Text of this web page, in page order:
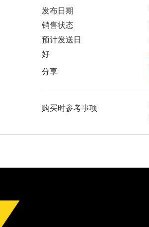
发布日期
销售状态
预计发送日
好
分享
购买时参考事项